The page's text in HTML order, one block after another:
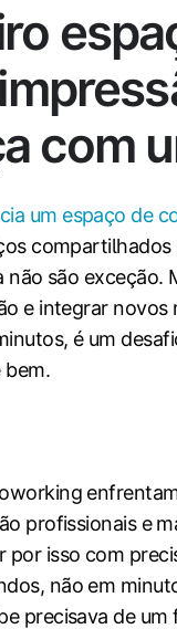
com
um espaço de
não são exceção.
e integrar
é um
bem.
profissionais e
por isso com
não em
precisava de